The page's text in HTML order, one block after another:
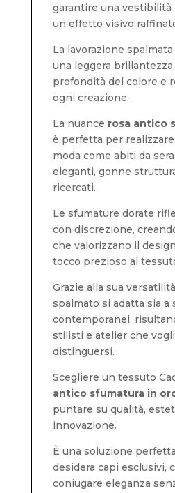
garantire una vestibilità
un effetto visivo
La lavorazione
una leggera
profondità del colore e
ogni creazione.
La nuance rosa antico
è perfetta per
moda come abiti da
eleganti, gonne
ricercati.
Le sfumature dorate
con discrezione,
che valorizzano il
tocco prezioso al
Grazie alla sua
spalmato si adatta sia a
contemporanei,
stilisti e atelier che
distinguersi.
Scegliere un tessuto
antico sfumatura in
puntare su qualità,
innovazione.
È una soluzione
desidera capi esclusivi,
coniugare eleganza